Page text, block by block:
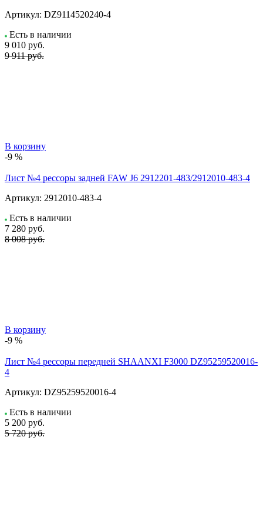
Артикул: DZ9114520240-4
Есть в наличии
9 010 руб.
9 911 руб.
В корзину
-9 %
Лист №4 рессоры задней FAW J6 2912201-483/2912010-483-4
Артикул: 2912010-483-4
Есть в наличии
7 280 руб.
8 008 руб.
В корзину
-9 %
Лист №4 рессоры передней SHAANXI F3000 DZ95259520016-
4
Артикул: DZ95259520016-4
Есть в наличии
5 200 руб.
5 720 руб.